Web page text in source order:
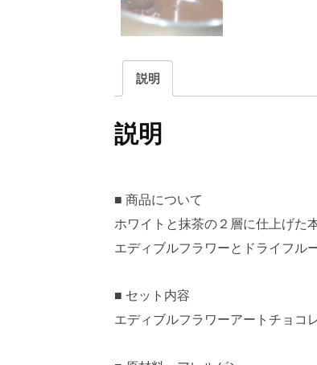
説明
説明
■ 商品について
ホワイトと抹茶の２層に仕上げた
エディブルフラワーとドライフル
■ セット内容
エディブルフラワーアートチョコ